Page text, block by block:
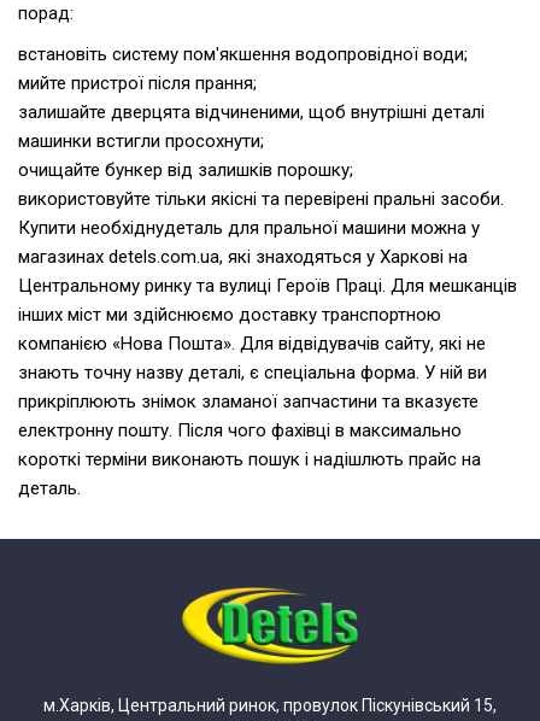
порад:
встановіть систему пом'якшення водопровідної води;
мийте пристрої після прання;
залишайте дверцята відчиненими, щоб внутрішні деталі
машинки встигли просохнути;
очищайте бункер від залишків порошку;
використовуйте тільки якісні та перевірені пральні засоби.
Купити необхіднудеталь для пральної машини можна у
магазинах detels.com.ua, які знаходяться у Харкові на
Центральному ринку та вулиці Героїв Праці. Для мешканців
інших міст ми здійснюємо доставку транспортною
компанією «Нова Пошта». Для відвідувачів сайту, які не
знають точну назву деталі, є спеціальна форма. У ній ви
прикріплюють знімок зламаної запчастини та вказуєте
електронну пошту. Після чого фахівці в максимально
короткі терміни виконають пошук і надішлють прайс на
деталь.
м.Харків, Центральний ринок, провулок Піскунівський 15,